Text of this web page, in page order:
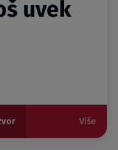
uvek
Više